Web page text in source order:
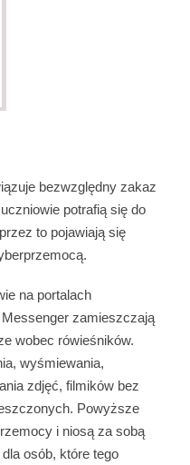
bezwzględny zakaz
potrafią się do
to pojawiają się
na portalach
zamieszczają
wobec rówieśników.
wyśmiewania,
zdjęć, filmików bez
Powyższe
i niosą za sobą
osób, które tego